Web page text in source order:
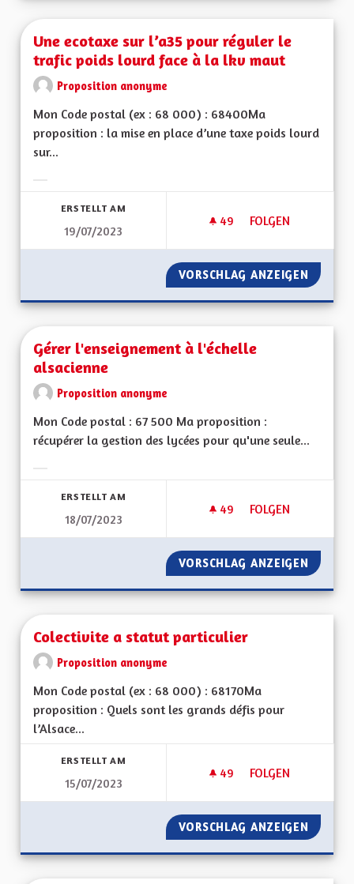
Une ecotaxe sur l’a35 pour réguler le
trafic poids lourd face à la lkv maut
Proposition anonyme
Mon Code postal (ex : 68 000) : 68400Ma
proposition : la mise en place d’une taxe poids lourd
sur...
ERSTELLT AM
19/07/2023
49 49 FOLLOWER
FOLGEN
UNE ECOTAXE
VORSCHLAG ANZEIGEN UNE
Gérer l'enseignement à l'échelle
alsacienne
Proposition anonyme
Mon Code postal : 67 500 Ma proposition :
récupérer la gestion des lycées pour qu'une seule...
ERSTELLT AM
18/07/2023
49 49 FOLLOWER
FOLGEN
GÉRER
VORSCHLAG ANZEIGEN
Colectivite a statut particulier
Proposition anonyme
Mon Code postal (ex : 68 000) : 68170Ma
proposition : Quels sont les grands défis pour
l’Alsace...
ERSTELLT AM
15/07/2023
49 49 FOLLOWER
FOLGEN
COLECTIVITE A
VORSCHLAG ANZEIGEN